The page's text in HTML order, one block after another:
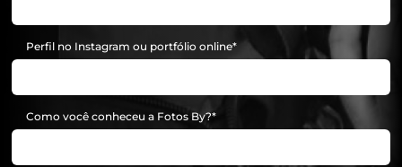
Perfil no Instagram ou portfólio online
Como você conheceu a Fotos By?